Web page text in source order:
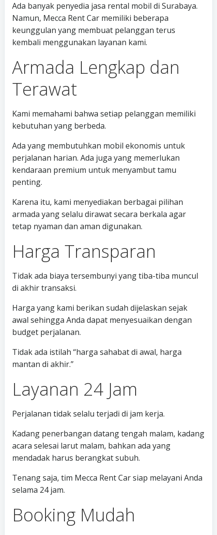
Ada banyak penyedia jasa rental mobil di Surabaya.
Namun, Mecca Rent Car memiliki beberapa
keunggulan yang membuat pelanggan terus
kembali menggunakan layanan kami.
Armada Lengkap dan
Terawat
Kami memahami bahwa setiap pelanggan memiliki
kebutuhan yang berbeda.
Ada yang membutuhkan mobil ekonomis untuk
perjalanan harian. Ada juga yang memerlukan
kendaraan premium untuk menyambut tamu
penting.
Karena itu, kami menyediakan berbagai pilihan
armada yang selalu dirawat secara berkala agar
tetap nyaman dan aman digunakan.
Harga Transparan
Tidak ada biaya tersembunyi yang tiba-tiba muncul
di akhir transaksi.
Harga yang kami berikan sudah dijelaskan sejak
awal sehingga Anda dapat menyesuaikan dengan
budget perjalanan.
Tidak ada istilah “harga sahabat di awal, harga
mantan di akhir.”
Layanan 24 Jam
Perjalanan tidak selalu terjadi di jam kerja.
Kadang penerbangan datang tengah malam, kadang
acara selesai larut malam, bahkan ada yang
mendadak harus berangkat subuh.
Tenang saja, tim Mecca Rent Car siap melayani Anda
selama 24 jam.
Booking Mudah